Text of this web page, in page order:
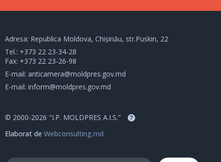
Adresa: Republica Moldova, Chișinău, str.Puskin, 22
Tel.: +373 22 23-34-28
Fax: +373 22 23-26-98
E-mail: anticamera@moldpres.gov.md
E-mail: inform@moldpres.gov.md
© 2000-2026 "I.P. MOLDPRES A.I.S." ?
Elaborat de Webconsulting.md